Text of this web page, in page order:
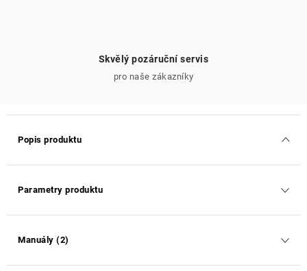
Skvělý pozáruční servis
pro naše zákazníky
Popis produktu
Parametry produktu
Manuály (2)